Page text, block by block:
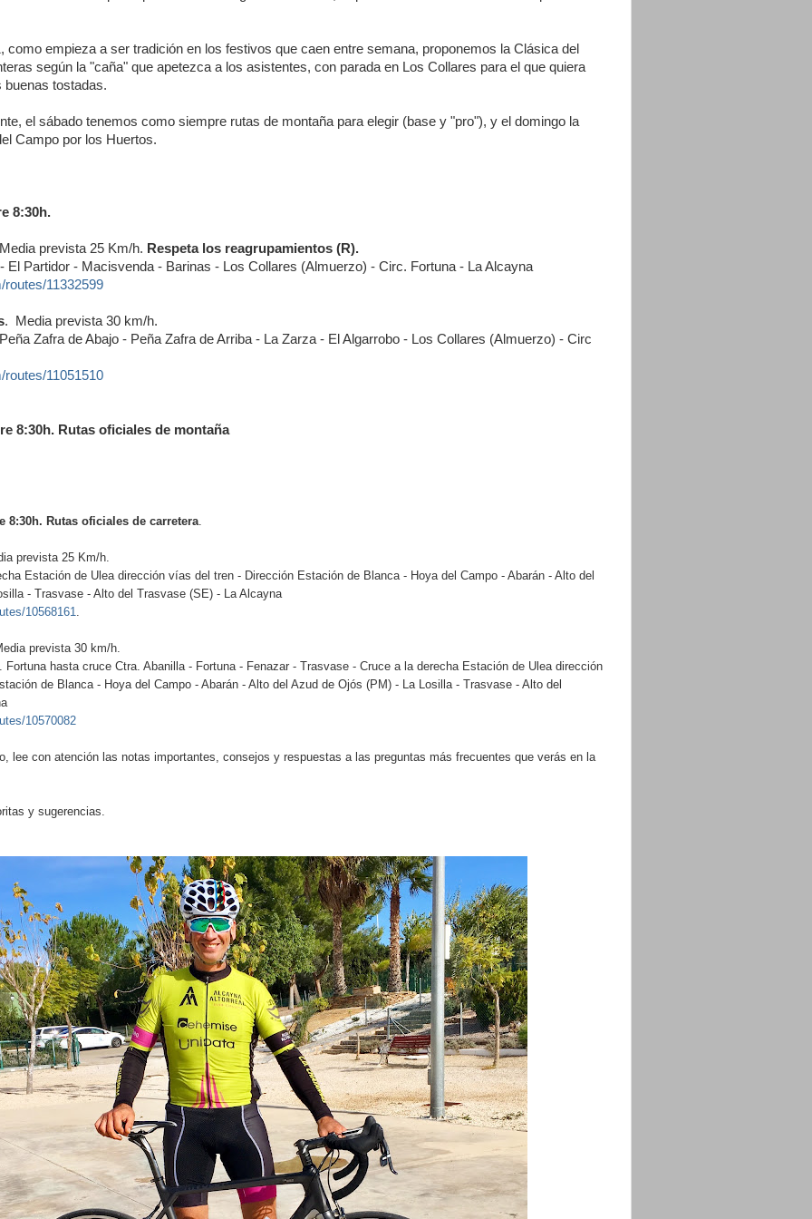
como empieza a ser tradición en los festivos que caen entre semana, proponemos la Clásica del
según la "caña" que apetezca a los asistentes, con parada en Los Collares para el que quiera
buenas tostadas.
el sábado tenemos como siempre rutas de montaña para elegir (base y "pro"), y el domingo la
Campo por los Huertos.
8:30h.
prevista 25 Km/h. Respeta los reagrupamientos (R).
El Partidor - Macisvenda - Barinas - Los Collares (Almuerzo) - Circ. Fortuna - La Alcayna
11332599
. Media prevista 30 km/h.
Zafra de Abajo - Peña Zafra de Arriba - La Zarza - El Algarrobo - Los Collares (Almuerzo) - Circ
11051510
8:30h. Rutas oficiales de montaña
8:30h. Rutas oficiales de carretera.
prevista 25 Km/h.
Estación de Ulea dirección vías del tren - Dirección Estación de Blanca - Hoya del Campo - Abarán - Alto del
- Trasvase - Alto del Trasvase (SE) - La Alcayna
10568161.
prevista 30 km/h.
Fortuna hasta cruce Ctra. Abanilla - Fortuna - Fenazar - Trasvase - Cruce a la derecha Estación de Ulea dirección
de Blanca - Hoya del Campo - Abarán - Alto del Azud de Ojós (PM) - La Losilla - Trasvase - Alto del
10570082
lee con atención las notas importantes, consejos y respuestas a las preguntas más frecuentes que verás en la
y sugerencias.